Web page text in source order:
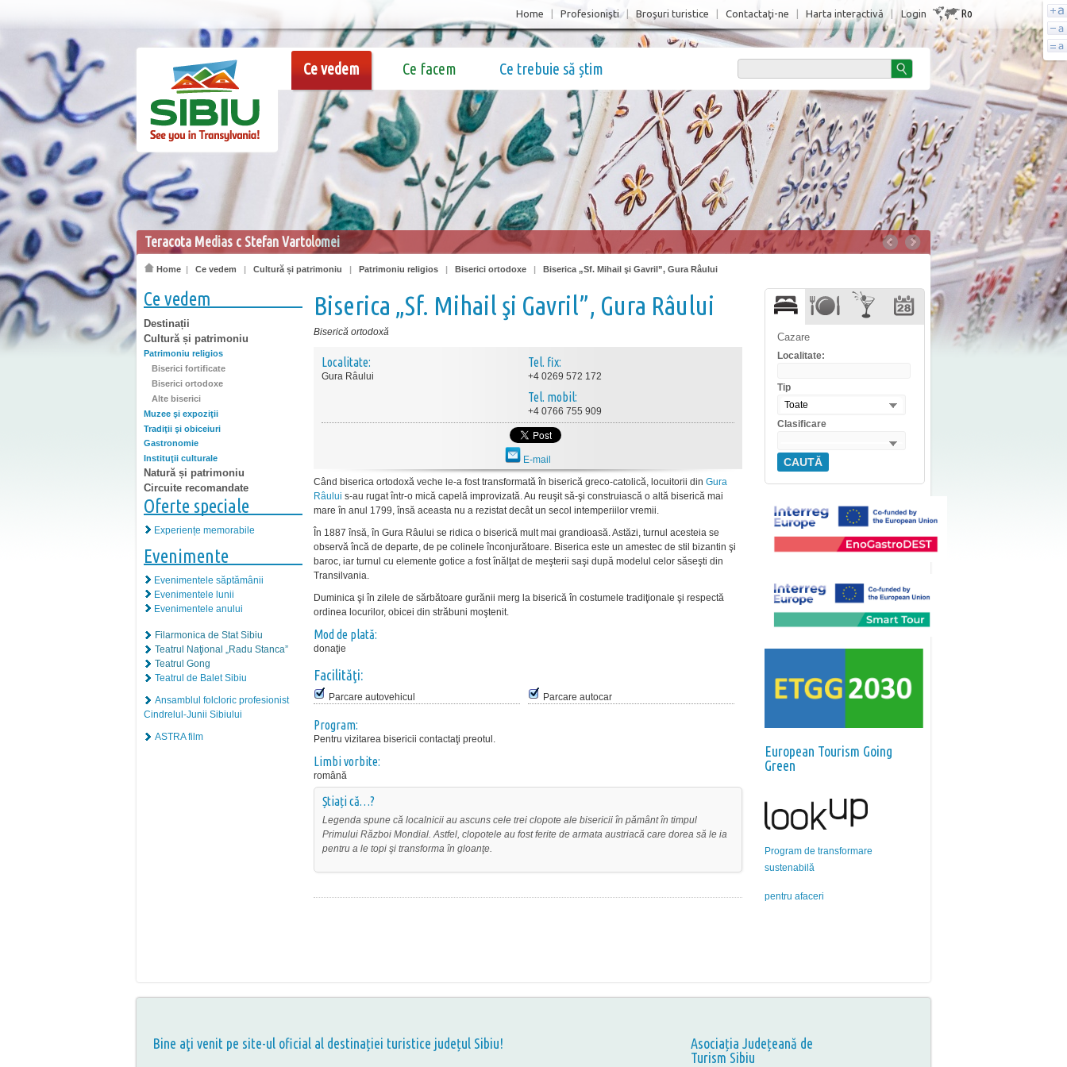
Login Ro
Home Profesionişti Broşuri turistice Contactaţi-ne Harta interactivă
Ce vedem Ce facem Ce trebuie să știm
Teracota Medias c Stefan Vartolomei
Home | Ce vedem | Cultură și patrimoniu | Patrimoniu religios | Biserici ortodoxe | Biserica „Sf. Mihail şi Gavril”, Gura Râului
Ce vedem
Destinații
Cultură și patrimoniu
Patrimoniu religios
Biserici fortificate
Biserici ortodoxe
Alte biserici
Muzee şi expoziţii
Tradiţii şi obiceiuri
Gastronomie
Instituţii culturale
Natură și patrimoniu
Circuite recomandate
Oferte speciale
Experiențe memorabile
Evenimente
Evenimentele săptămânii
Evenimentele lunii
Evenimentele anului
Filarmonica de Stat Sibiu
Teatrul Naţional „Radu Stanca”
Teatrul Gong
Teatrul de Balet Sibiu
Ansamblul folcloric profesionist
Cindrelul-Junii Sibiului
ASTRA film
Biserica „Sf. Mihail şi Gavril”, Gura Râului
Biserică ortodoxă
Localitate:
Gura Râului
Tel. fix:
+4 0269 572 172
Tel. mobil:
+4 0766 755 909
E-mail
Când biserica ortodoxă veche le-a fost transformată în biserică greco-catolică, locuitorii din Gura
Râului s-au rugat într-o mică capelă improvizată. Au reuşit să-şi construiască o altă biserică mai
mare în anul 1799, însă aceasta nu a rezistat decât un secol intemperiilor vremii.
În 1887 însă, în Gura Râului se ridica o biserică mult mai grandioasă. Astăzi, turnul acesteia se
observă încă de departe, de pe colinele înconjurătoare. Biserica este un amestec de stil bizantin şi
baroc, iar turnul cu elemente gotice a fost înălţat de meşterii saşi după modelul celor săseşti din
Transilvania.
Duminica şi în zilele de sărbătoare gurănii merg la biserică în costumele tradiţionale şi respectă
ordinea locurilor, obicei din străbuni moştenit.
Mod de plată:
donaţie
Facilităţi:
Parcare autovehicul Parcare autocar
Program:
Pentru vizitarea bisericii contactaţi preotul.
Limbi vorbite:
română
Știați că…?
Legenda spune că localnicii au ascuns cele trei clopote ale bisericii în pământ în timpul
Primului Război Mondial. Astfel, clopotele au fost ferite de armata austriacă care dorea să le ia
pentru a le topi şi transforma în gloanţe.
Cazare
Localitate:
Tip
Toate
Clasificare
CAUTĂ
European Tourism Going
Green
Program de transformare
sustenabilă
pentru afaceri
Bine aţi venit pe site-ul oficial al destinației turistice județul Sibiu!
Asociația Județeană de
Turism Sibiu